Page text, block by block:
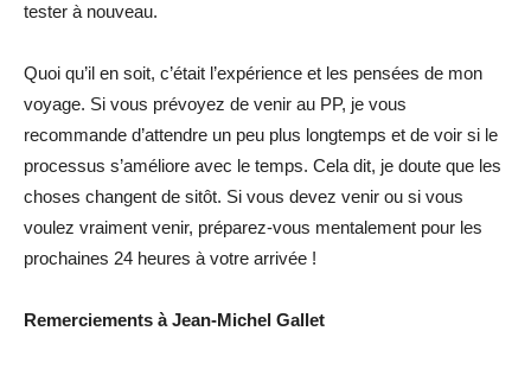
tester à nouveau.
Quoi qu’il en soit, c’était l’expérience et les pensées de mon
voyage. Si vous prévoyez de venir au PP, je vous
recommande d’attendre un peu plus longtemps et de voir si le
processus s’améliore avec le temps. Cela dit, je doute que les
choses changent de sitôt. Si vous devez venir ou si vous
voulez vraiment venir, préparez-vous mentalement pour les
prochaines 24 heures à votre arrivée !
Remerciements à Jean-Michel Gallet